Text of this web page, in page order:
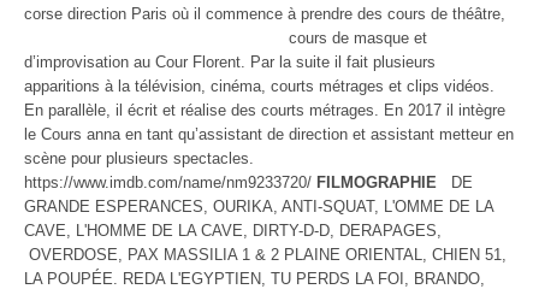
corse direction Paris où il commence à prendre des cours de théâtre,
cours de masque et
d’improvisation au Cour Florent. Par la suite il fait plusieurs
apparitions à la télévision, cinéma, courts métrages et clips vidéos.
En parallèle, il écrit et réalise des courts métrages. En 2017 il intègre
le Cours anna en tant qu’assistant de direction et assistant metteur en
scène pour plusieurs spectacles.
https://www.imdb.com/name/nm9233720/ FILMOGRAPHIE
DE
GRANDE ESPERANCES, OURIKA, ANTI-SQUAT, L'OMME DE LA
CAVE, L'HOMME DE LA CAVE, DIRTY-D-D, DERAPAGES,
OVERDOSE, PAX MASSILIA 1 & 2 PLAINE ORIENTAL, CHIEN 51,
LA POUPÉE. REDA L'EGYPTIEN, TU PERDS LA FOI, BRANDO,